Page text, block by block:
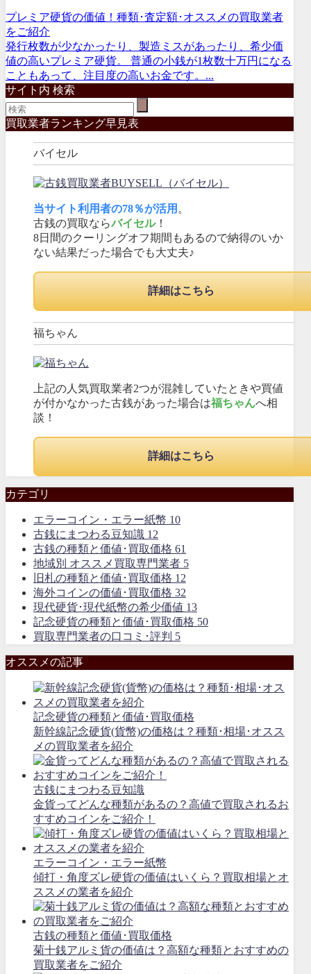
プレミア硬貨の価値！種類･査定額･オススメの買取業者
をご紹介
発行枚数が少なかったり、製造ミスがあったり、希少価
値の高いプレミア硬貨。 普通の小銭が1枚数十万円になる
こともあって、注目度の高いお金です。...
サイト内 検索
買取業者ランキング早見表
バイセル
当サイト利用者の78％が活用 。
古銭の買取ならバイセル！
8日間のクーリングオフ期間もあるので納得のいか
ない結果だった場合でも大丈夫♪
詳細はこちら
福ちゃん
上記の人気買取業者2つが混雑していたときや買値
が付かなかった古銭があった場合は福ちゃんへ相
談！
詳細はこちら
カテゴリ
エラーコイン・エラー紙幣 10
古銭にまつわる豆知識 12
古銭の種類と価値･買取価格 61
地域別 オススメ買取専門業者 5
旧札の種類と価値･買取価格 12
海外コインの価値･買取価格 32
現代硬貨･現代紙幣の希少価値 13
記念硬貨の種類と価値･買取価格 50
買取専門業者の口コミ･評判 5
オススメの記事
記念硬貨の種類と価値･買取価格
新幹線記念硬貨(貨幣)の価格は？種類･相場･オスス
メの買取業者を紹介
古銭にまつわる豆知識
金貨ってどんな種類があるの？高値で買取されるお
すすめコインをご紹介！
エラーコイン・エラー紙幣
傾打・角度ズレ硬貨の価値はいくら？買取相場とオ
ススメの業者を紹介
古銭の種類と価値･買取価格
菊十銭アルミ貨の価値は？高額な種類とおすすめの
買取業者をご紹介